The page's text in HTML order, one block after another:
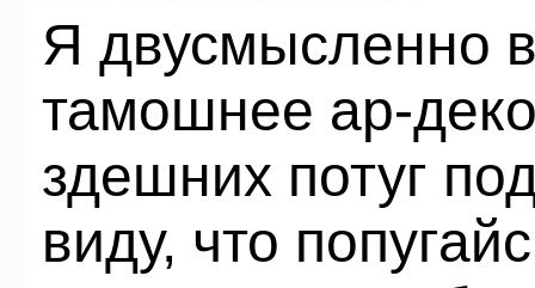
Я двусмысленно
тамошнее ар-
здешних потуг
виду, что